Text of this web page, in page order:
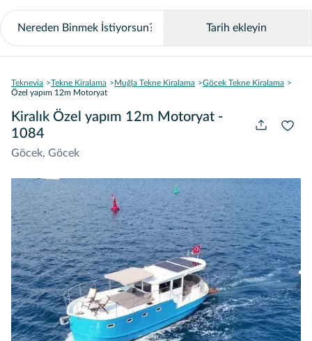
Tarih ekleyin
Teknevia Tekne Kiralama Muğla Tekne Kiralama
Göcek Tekne Kiralama
Özel yapım 12m Motoryat
Kiralık Özel yapım 12m Motoryat -
1084
Göcek, Göcek